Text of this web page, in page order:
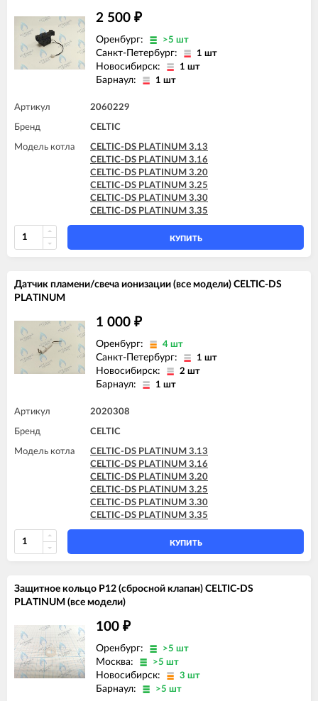
2 500 ₽
Оренбург: >5 шт
Санкт-Петербург: 1 шт
Новосибирск: 1 шт
Барнаул: 1 шт
Артикул 2060229
Бренд CELTIC
Модель котла
CELTIC-DS PLATINUM 3.13
CELTIC-DS PLATINUM 3.16
CELTIC-DS PLATINUM 3.20
CELTIC-DS PLATINUM 3.25
CELTIC-DS PLATINUM 3.30
CELTIC-DS PLATINUM 3.35
КУПИТЬ
Датчик пламени/свеча ионизации (все модели) CELTIC-DS
PLATINUM
1 000 ₽
Оренбург: 4 шт
Санкт-Петербург: 1 шт
Новосибирск: 2 шт
Барнаул: 1 шт
Артикул 2020308
Бренд CELTIC
Модель котла
CELTIC-DS PLATINUM 3.13
CELTIC-DS PLATINUM 3.16
CELTIC-DS PLATINUM 3.20
CELTIC-DS PLATINUM 3.25
CELTIC-DS PLATINUM 3.30
CELTIC-DS PLATINUM 3.35
КУПИТЬ
Защитное кольцо P12 (сбросной клапан) CELTIC-DS
PLATINUM (все модели)
100 ₽
Оренбург: >5 шт
Москва: >5 шт
Новосибирск: 3 шт
Барнаул: >5 шт